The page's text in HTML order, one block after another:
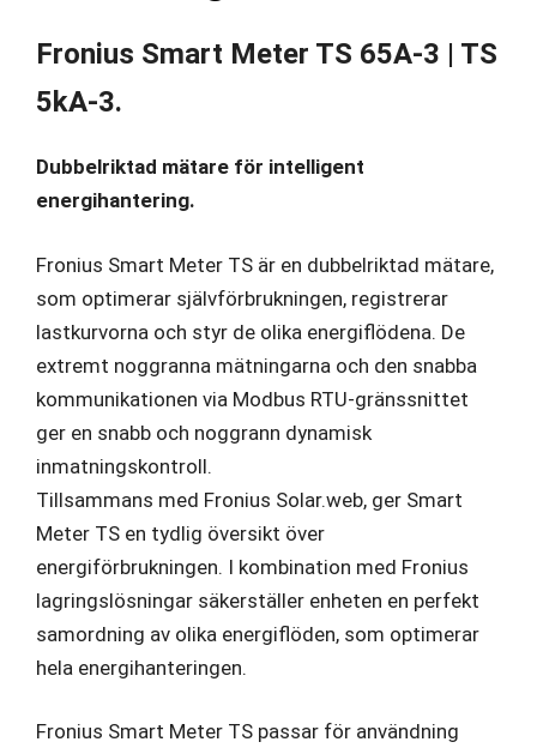
mängd
Fronius Smart Meter TS 65A-3 | TS
5kA-3.
Dubbelriktad mätare för intelligent
energihantering.
Fronius Smart Meter TS är en dubbelriktad mätare,
som optimerar självförbrukningen, registrerar
lastkurvorna och styr de olika energiflödena. De
extremt noggranna mätningarna och den snabba
kommunikationen via Modbus RTU-gränssnittet
ger en snabb och noggrann dynamisk
inmatningskontroll.
Tillsammans med Fronius Solar.web, ger Smart
Meter TS en tydlig översikt över
energiförbrukningen. I kombination med Fronius
lagringslösningar säkerställer enheten en perfekt
samordning av olika energiflöden, som optimerar
hela energihanteringen.
Fronius Smart Meter TS passar för användning